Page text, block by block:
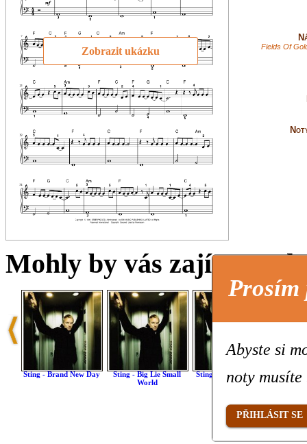
Zobrazit ukázku Fields Of
Mohly by vás zajímat
Sting - Brand New Day
Sting - Big Lie Small
World
Sting - After The Rain
Has Fallen
Sting
Prosím
Abyste si
noty
PŘIHLÁSIT SE